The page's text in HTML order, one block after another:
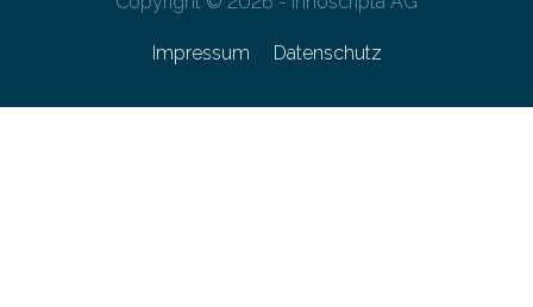
Impressum Datenschutz